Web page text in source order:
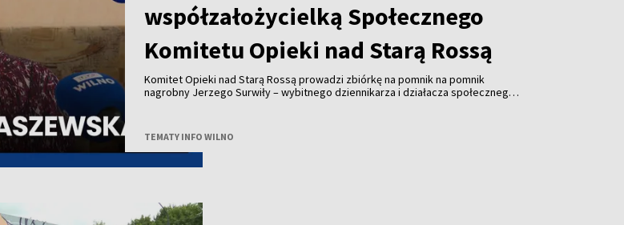
współzałożycielką Społecznego
Komitetu Opieki nad Starą Rossą
Komitet Opieki nad Starą Rossą prowadzi zbiórkę na pomnik na pomnik
nagrobny Jerzego Surwiły – wybitnego dziennikarza i działacza społecznego.
Opieki nad Starą Rossą i Cmentarzem Bernardyńskim, Polskiej Sekcji
Zesłańców przy Wileńskiej Wspólnocie Więźniów Politycznych i Zesłańców,
patronował budowie pomnika Adama Mickiewicza w Wilnie. Koszty realizacja
projektu to 25 tysięcy euro. Odsłonięcie inicjatorzy planują w listopadzie.
TEMATY INFO WILNO